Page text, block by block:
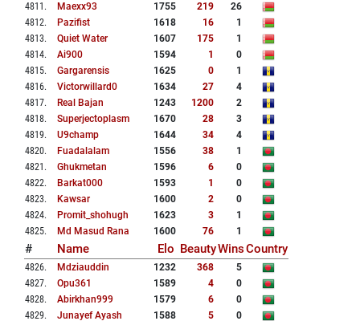
4811 . Maexx93 1755 219
26
4812. Pazifist 1618 16
1
4813. Quiet Water 1607 175
1
4814. Ai900 1594 1
0
4815. Gargarensis 1625 0
1
4816. Victorwillard0 1634 27
4
4817. Real Bajan 1243 1200
2
4818. Superjectoplasm 1670 28
3
4819. U9champ 1644 34
4
4820. Fuadalalam 1556 38
1
4821 . Ghukmetan 1596 6
0
4822. Barkat000 1593 1
0
4823. Kawsar 1600 2
0
4824. Promit_shohugh 1623 3
1
4825. Md Masud Rana 1600 76 1
# Name Elo BeautyWinsCountry
4826. Mdziauddin 1232 368
5
4827. Opu361 1589 4
0
4828. Abirkhan999 1579 6
0
4829. Junayef Ayash 1588 5
0